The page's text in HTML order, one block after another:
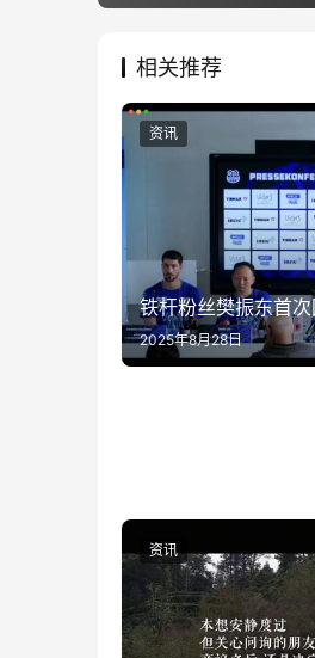
相关推荐
铁杆粉丝樊振东首次
2025年8月28日
资讯
资讯